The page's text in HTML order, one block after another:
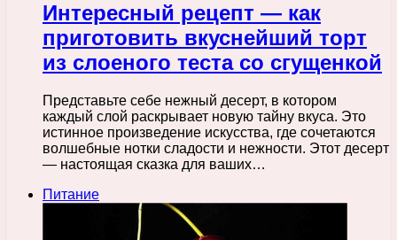
Интересный рецепт — как
приготовить вкуснейший торт
из слоеного теста со сгущенкой
Представьте себе нежный десерт, в котором
каждый слой раскрывает новую тайну вкуса. Это
истинное произведение искусства, где сочетаются
волшебные нотки сладости и нежности. Этот десерт
— настоящая сказка для ваших…
Питание